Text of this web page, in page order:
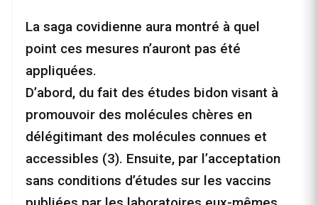
La saga covidienne aura montré à quel
point ces mesures n’auront pas été
appliquées.
D’abord, du fait des études bidon visant à
promouvoir des molécules chères en
délégitimant des molécules connues et
accessibles (3). Ensuite, par l’acceptation
sans conditions d’études sur les vaccins